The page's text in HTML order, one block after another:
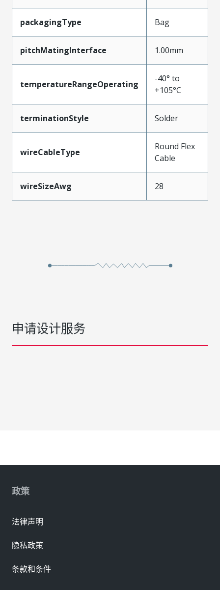
packagingType Bag
pitchMatingInterface 1.00mm
temperatureRangeOperating
-40° to
+105°C
terminationStyle Solder
wireCableType
Round Flex
Cable
wireSizeAwg 28
申请设计服务
政策
法律声明
隐私政策
条款和条件